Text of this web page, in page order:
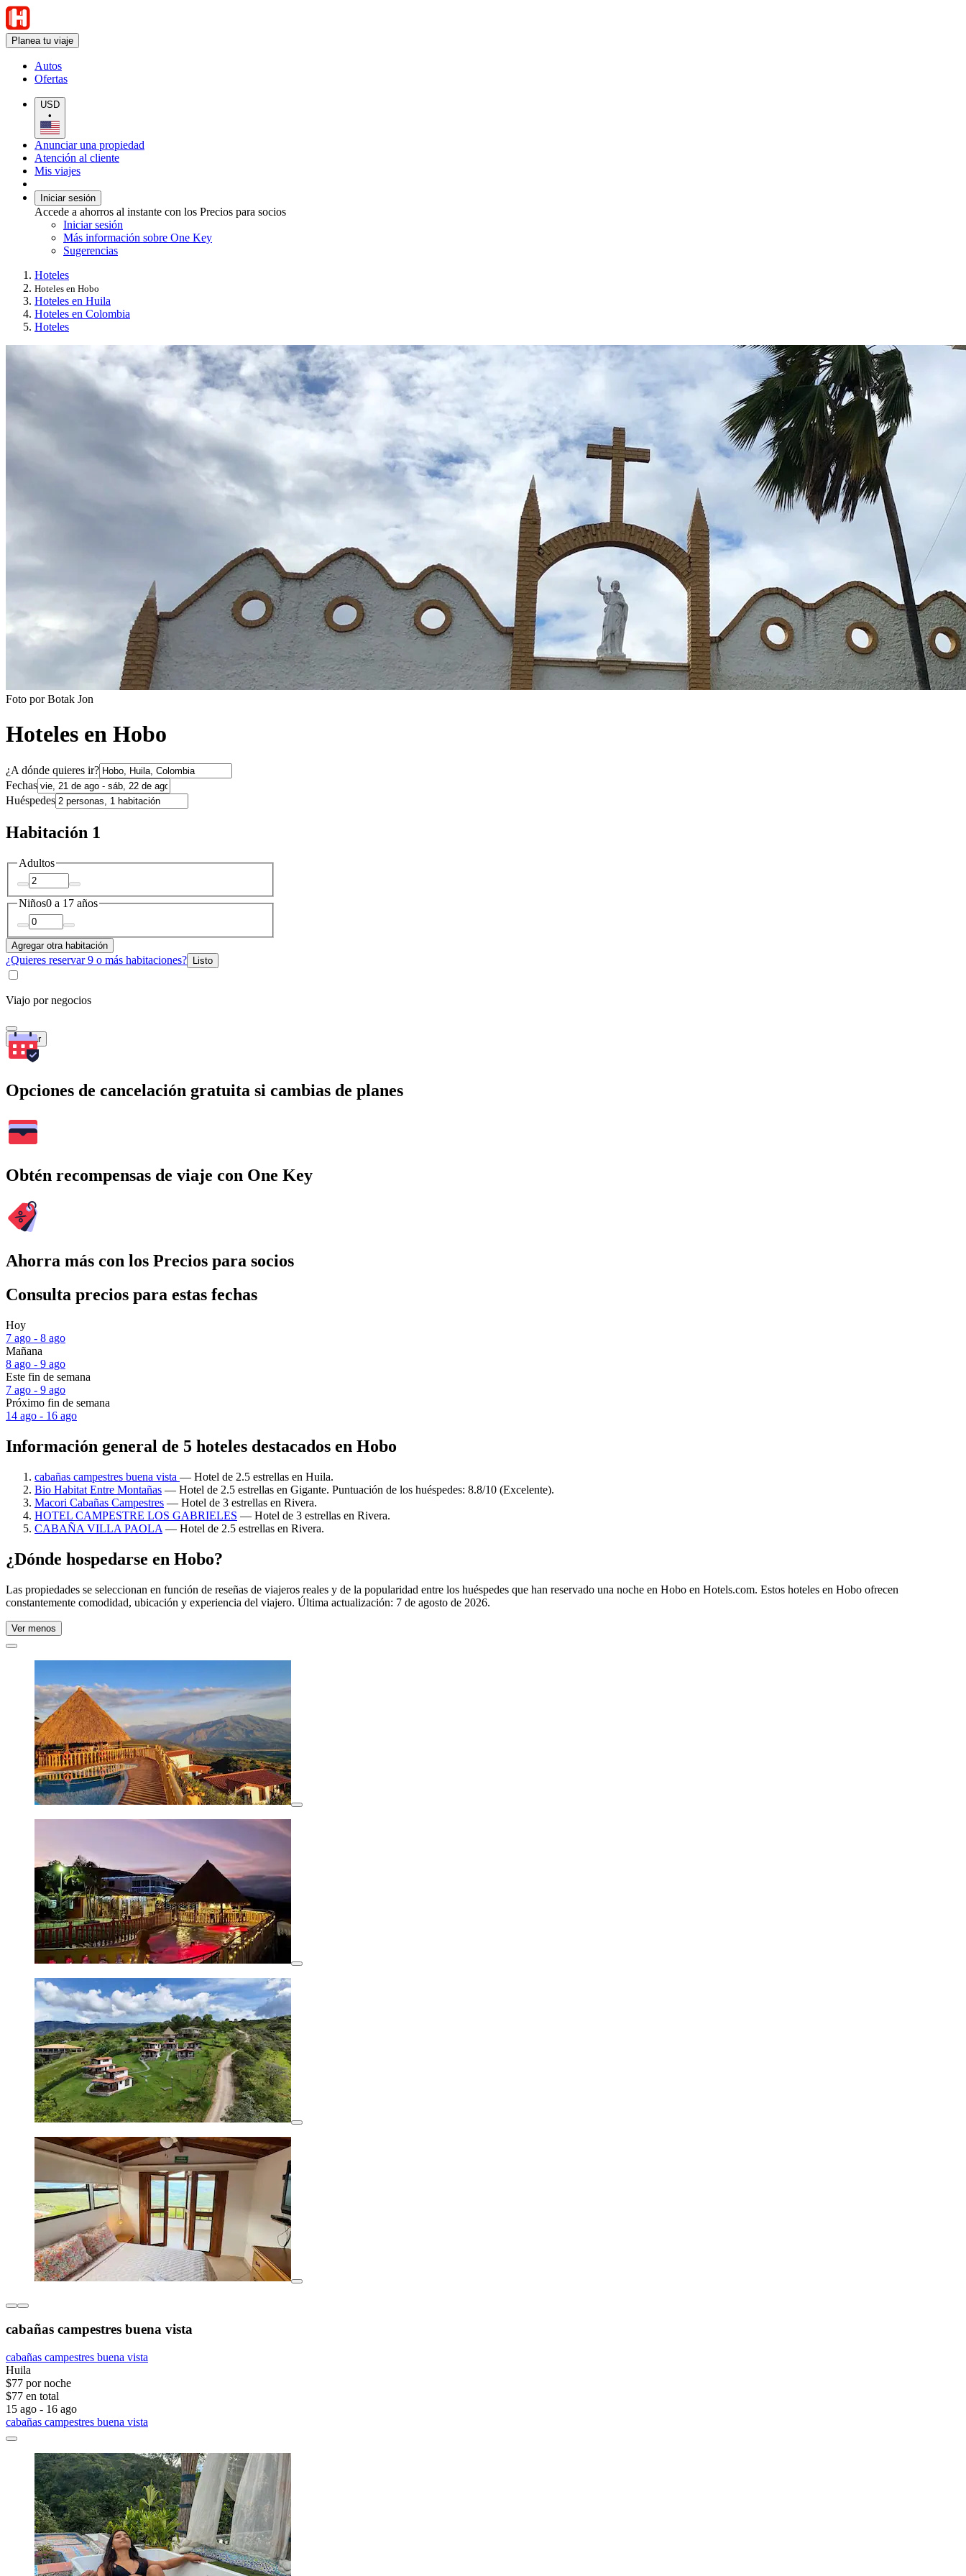
Planea tu viaje
Autos
Ofertas
USD
•
Anunciar una propiedad
Atención al cliente
Mis viajes
Iniciar sesión
Accede a ahorros al instante con los Precios para socios
Iniciar sesión
Más información sobre One Key
Sugerencias
Hoteles
Hoteles en Hobo
Hoteles en Huila
Hoteles en Colombia
Hoteles
Foto por Botak Jon
Hoteles en Hobo
¿A dónde quieres ir?
Fechas
Huéspedes
Habitación 1
Adultos
Niños0 a 17 años
Agregar otra habitación
¿Quieres reservar 9 o más habitaciones? Listo
Viajo por negocios
Buscar
Opciones de cancelación gratuita si cambias de planes
Obtén recompensas de viaje con One Key
Ahorra más con los Precios para socios
Consulta precios para estas fechas
Hoy
7 ago - 8 ago
Mañana
8 ago - 9 ago
Este fin de semana
7 ago - 9 ago
Próximo fin de semana
14 ago - 16 ago
Información general de 5 hoteles destacados en Hobo
cabañas campestres buena vista — Hotel de 2.5 estrellas en Huila.
Bio Habitat Entre Montañas — Hotel de 2.5 estrellas en Gigante. Puntuación de los huéspedes: 8.8/10 (Excelente).
Macori Cabañas Campestres — Hotel de 3 estrellas en Rivera.
HOTEL CAMPESTRE LOS GABRIELES — Hotel de 3 estrellas en Rivera.
CABAÑA VILLA PAOLA — Hotel de 2.5 estrellas en Rivera.
¿Dónde hospedarse en Hobo?
Las propiedades se seleccionan en función de reseñas de viajeros reales y de la popularidad entre los huéspedes que han reservado una noche en Hobo en Hotels.com. Estos hoteles en Hobo ofrecen
constantemente comodidad, ubicación y experiencia del viajero. Última actualización: 7 de agosto de 2026.
Ver menos
cabañas campestres buena vista
cabañas campestres buena vista
Huila
$77 por noche
$77 en total
15 ago - 16 ago
cabañas campestres buena vista